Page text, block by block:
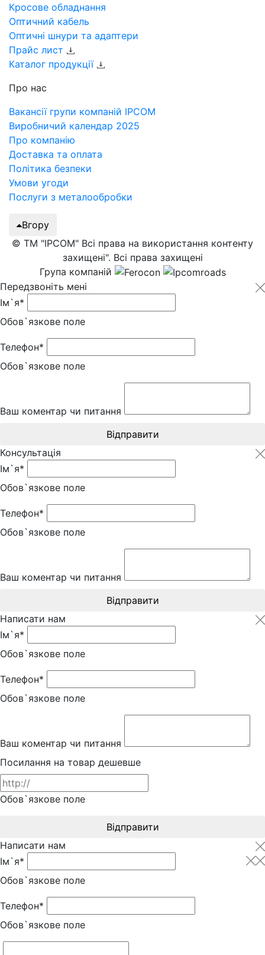
Кросове обладнання
Оптичний кабель
Оптичні шнури та адаптери
Прайс лист
Каталог продукції
Про нас
Вакансії групи компаній IPCOM
Виробничий календар 2025
Про компанію
Доставка та оплата
Політика безпеки
Умови угоди
Послуги з металообробки
Вгору
© ТМ "IPCOM" Всі права на використання контенту
захищені". Всі права захищені
Група компаній
Передзвоніть мені
Ім`я*
Обов`язкове поле
Телефон*
Обов`язкове поле
Ваш коментар чи питання
Відправити
Консультація
Ім`я*
Обов`язкове поле
Телефон*
Обов`язкове поле
Ваш коментар чи питання
Відправити
Написати нам
Ім`я*
Обов`язкове поле
Телефон*
Обов`язкове поле
Ваш коментар чи питання
Посилання на товар дешевше
Обов`язкове поле
Відправити
Написати нам
Ім`я*
Обов`язкове поле
Телефон*
Обов`язкове поле